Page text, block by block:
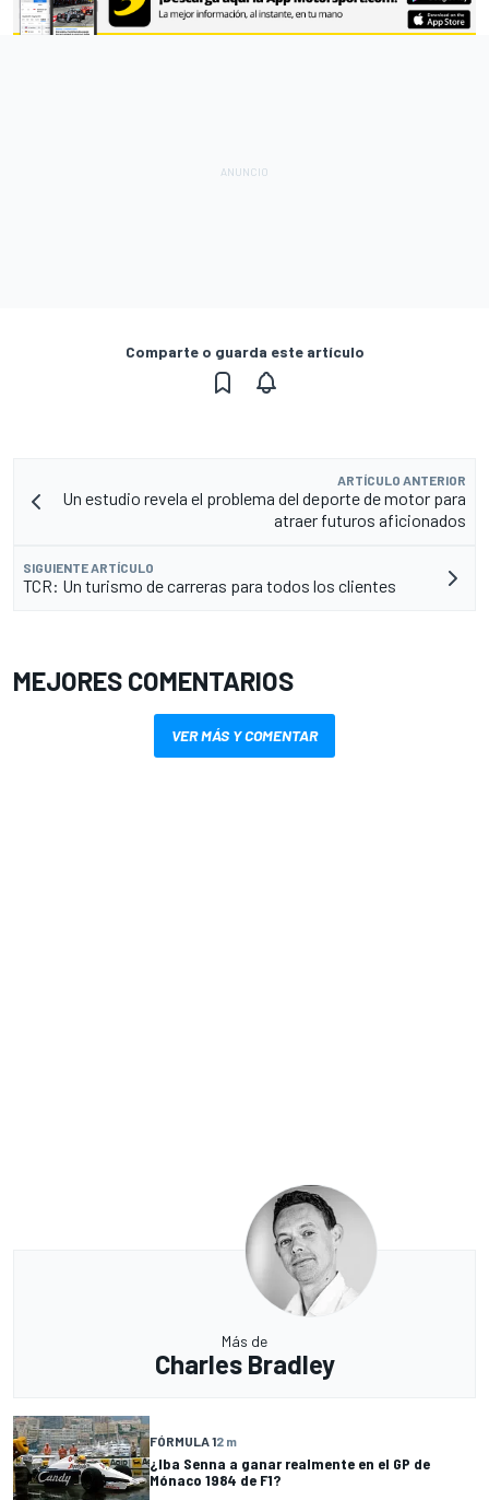
Comparte o guarda este artículo
ARTÍCULO ANTERIOR
Un estudio revela el problema del deporte de motor para
atraer futuros aficionados
SIGUIENTE ARTÍCULO
TCR: Un turismo de carreras para todos los clientes
MEJORES COMENTARIOS
VER MÁS Y COMENTAR
Más de
Charles Bradley
FÓRMULA 12 m
¿Iba Senna a ganar realmente en el GP de
Mónaco 1984 de F1?